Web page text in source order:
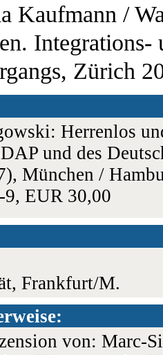
Kaufmann /
Integrations-
Zürich
Herrenlos
und des
München /
EUR 30,00
Frankfurt/M.
von: Marc-